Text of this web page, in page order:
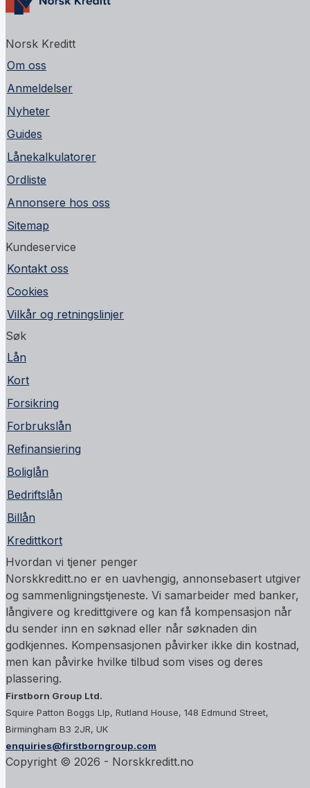
Norsk Kreditt
Om oss
Anmeldelser
Nyheter
Guides
Lånekalkulatorer
Ordliste
Annonsere hos oss
Sitemap
Kundeservice
Kontakt oss
Cookies
Vilkår og retningslinjer
Søk
Lån
Kort
Forsikring
Forbrukslån
Refinansiering
Boliglån
Bedriftslån
Billån
Kredittkort
Hvordan vi tjener penger
Norskkreditt.no er en uavhengig, annonsebasert utgiver
og sammenligningstjeneste. Vi samarbeider med banker,
långivere og kredittgivere og kan få kompensasjon når
du sender inn en søknad eller når søknaden din
godkjennes. Kompensasjonen påvirker ikke din kostnad,
men kan påvirke hvilke tilbud som vises og deres
plassering.
Firstborn Group Ltd.
Squire Patton Boggs Llp, Rutland House, 148 Edmund Street,
Birmingham B3 2JR, UK
enquiries@firstborngroup.com
Copyright © 2026 - Norskkreditt.no